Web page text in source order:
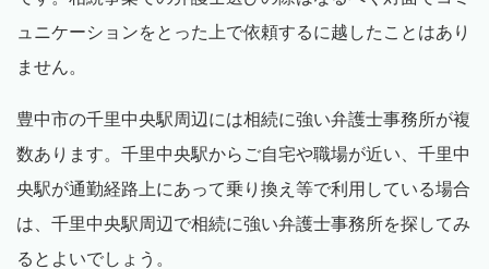
ュニケーションをとった上で依頼するに越したことはあり
ません。
豊中市の千里中央駅周辺には相続に強い弁護士事務所が複
数あります。千里中央駅からご自宅や職場が近い、千里中
央駅が通勤経路上にあって乗り換え等で利用している場合
は、千里中央駅周辺で相続に強い弁護士事務所を探してみ
るとよいでしょう。